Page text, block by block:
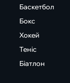
Баскетбол
Бокс
Хокей
Теніс
Біатлон